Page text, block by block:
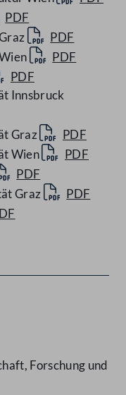
PDF
PDF
PDF
PDF
Innsbruck
Graz
PDF
Wien
PDF
PDF
Graz
PDF
Forschung und